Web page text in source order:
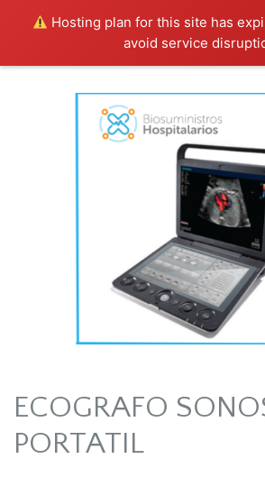
Hosting plan for this site has
avoid service
ECOGRAFO
PORTATIL